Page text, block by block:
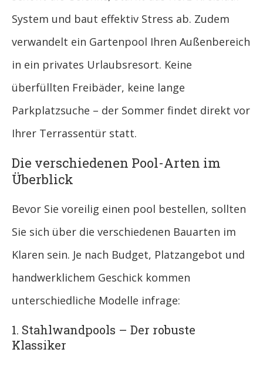
System und baut effektiv Stress ab. Zudem
verwandelt ein Gartenpool Ihren Außenbereich
in ein privates Urlaubsresort. Keine
überfüllten Freibäder, keine lange
Parkplatzsuche – der Sommer findet direkt vor
Ihrer Terrassentür statt.
Die verschiedenen Pool-Arten im
Überblick
Bevor Sie voreilig einen pool bestellen, sollten
Sie sich über die verschiedenen Bauarten im
Klaren sein. Je nach Budget, Platzangebot und
handwerklichem Geschick kommen
unterschiedliche Modelle infrage:
1. Stahlwandpools – Der robuste
Klassiker